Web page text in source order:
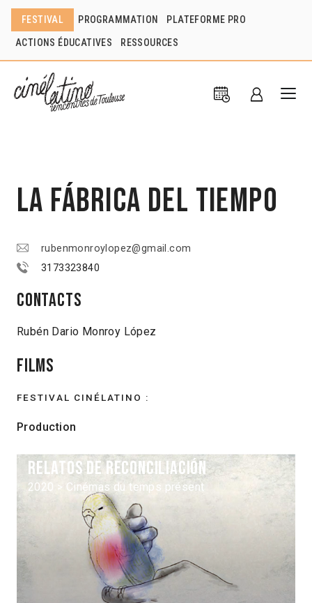
FESTIVAL PROGRAMMATION PLATEFORME PRO
ACTIONS ÉDUCATIVES RESSOURCES
La Fábrica del tiempo
rubenmonroylopez@gmail.com
3173323840
Contacts
Rubén Dario Monroy López
Films
FESTIVAL CINÉLATINO :
Production
Relatos de reconciliación
2020 > Cinémas du temps présent